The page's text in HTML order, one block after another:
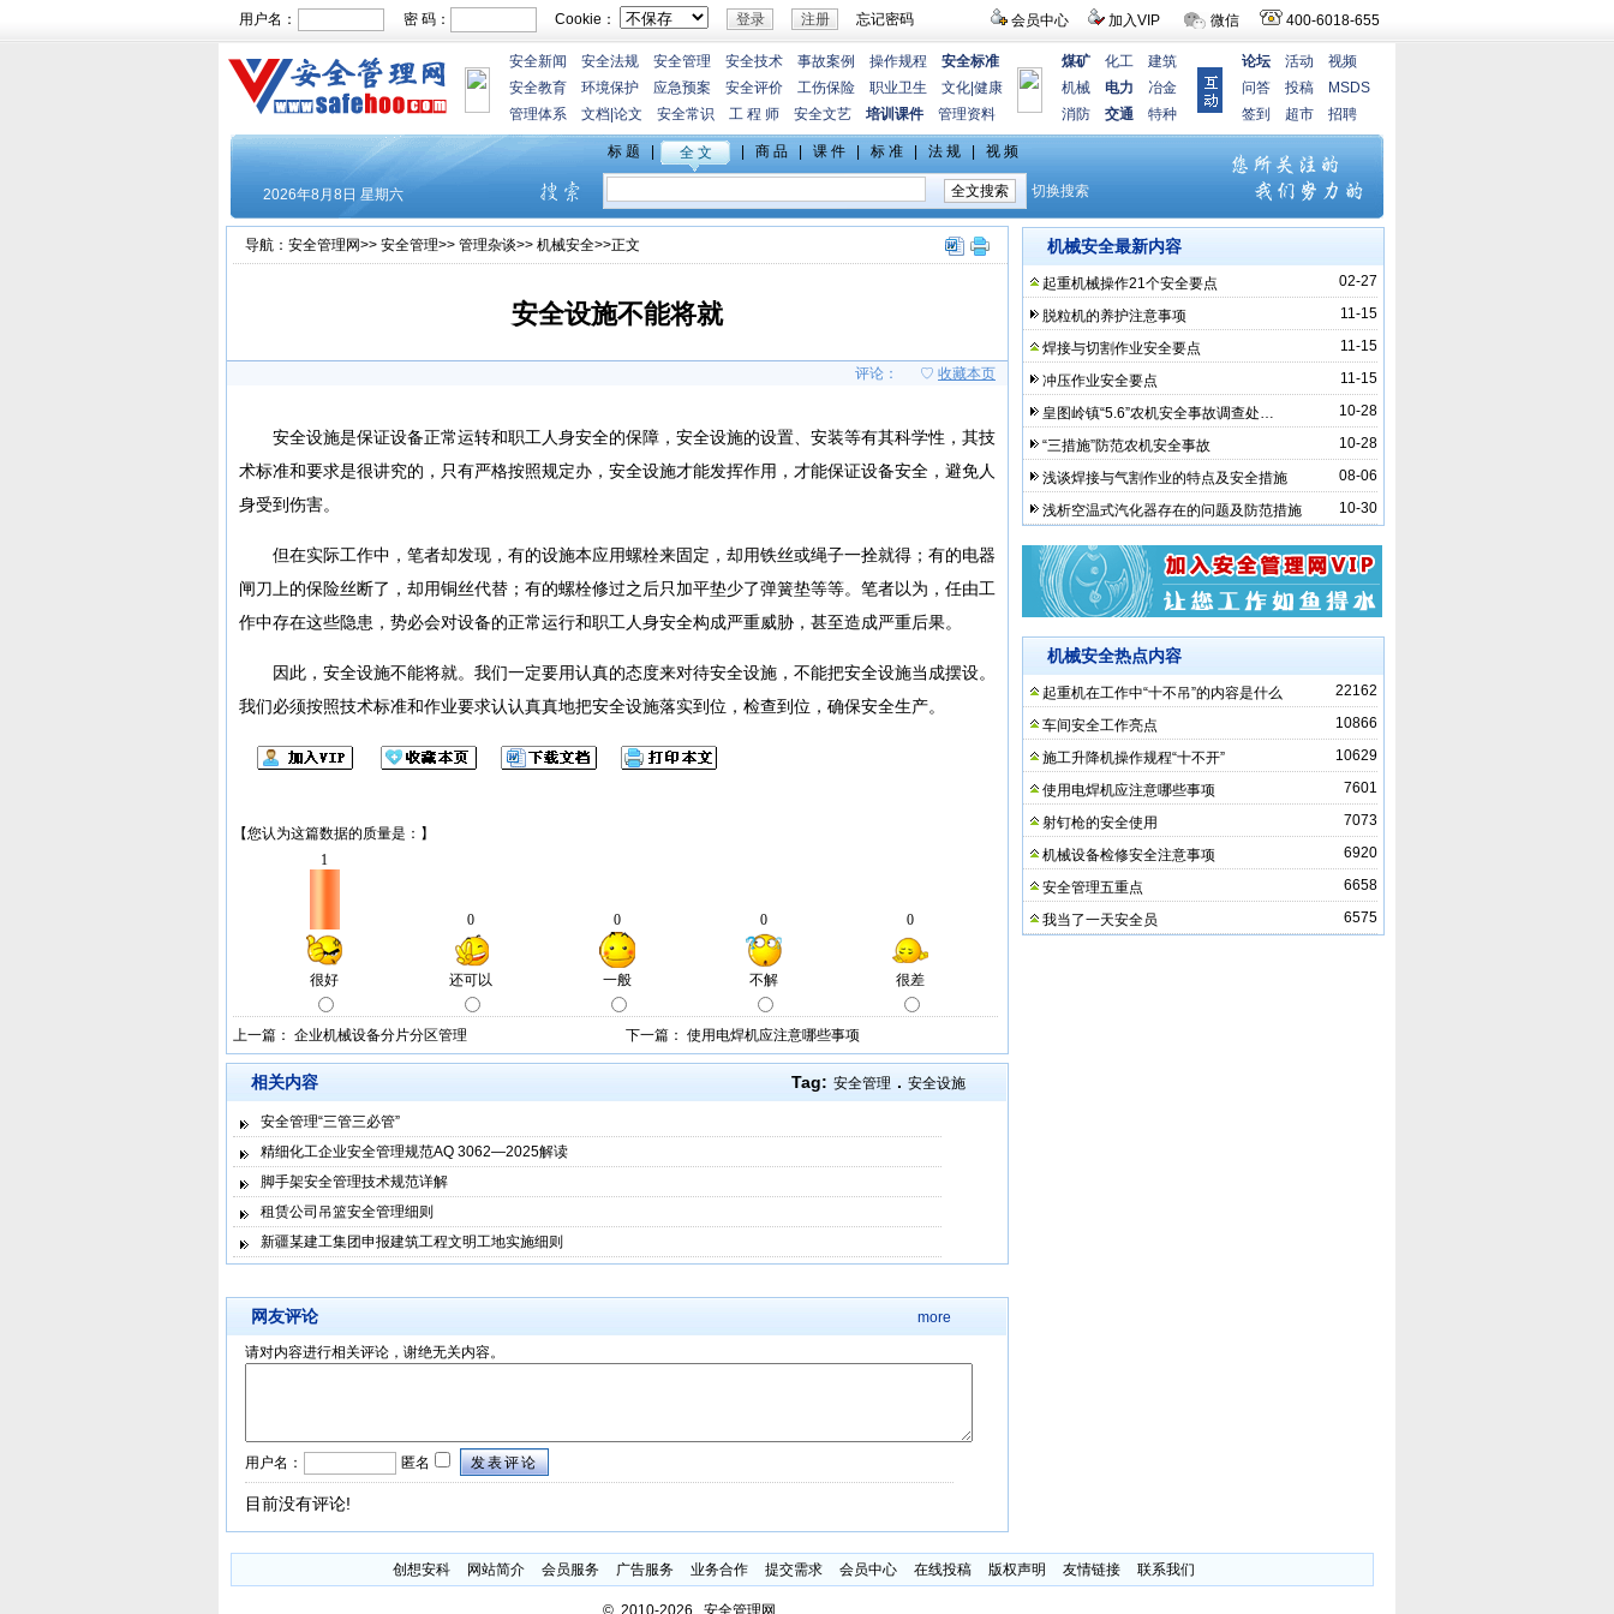
会员中心 加入VIP 微信 400-6018-655
用户名： 密 码： Cookie： 忘记密码
安全新闻 安全法规 安全管理 安全技术 事故案例 操作规程
安全标准
安全教育
环境保护 应急预案 安全评价 工伤保险 职业卫生 文化 健康
管理体系
文档 论文 安全常识 工 程 师 安全文艺 培训课件 管理资料
煤矿 化工
建筑
机械
电力
冶金
消防
交通 特种
论坛 活动
视频
问答
投稿
MSDS
签到
超市 招聘
导航： 安全管理网>> 安全管理>> 管理杂谈>> 机械安全>>正文
安全设施不能将就
评论： ♡ 收藏本页
安全设施是保证设备正常运转和职工人身安全的保障，安全设施的设置、安装等有其科学性，其技
术标准和要求是很讲究的，只有严格按照规定办，安全设施才能发挥作用，才能保证设备安全，避免人
身受到伤害。
但在实际工作中，笔者却发现，有的设施本应用螺栓来固定，却用铁丝或绳子一拴就得；有的电器
闸刀上的保险丝断了，却用铜丝代替；有的螺栓修过之后只加平垫少了弹簧垫等等。笔者以为，任由工
作中存在这些隐患，势必会对设备的正常运行和职工人身安全构成严重威胁，甚至造成严重后果。
因此，安全设施不能将就。我们一定要用认真的态度来对待安全设施，不能把安全设施当成摆设。
我们必须按照技术标准和作业要求认认真真地把安全设施落实到位，检查到位，确保安全生产。
下一篇： 使用电焊机应注意哪些事项
上一篇： 企业机械设备分片分区管理
Tag: 安全管理 . 安全设施
相关内容
安全管理“三管三必管”
精细化工企业安全管理规范AQ 3062—2025解读
脚手架安全管理技术规范详解
租赁公司吊篮安全管理细则
新疆某建工集团申报建筑工程文明工地实施细则
网友评论 more
请对内容进行相关评论，谢绝无关内容。
用户名： 匿名 发表评论
目前没有评论!
机械安全最新内容
02-27
起重机械操作21个安全要点
11-15
脱粒机的养护注意事项
11-15
焊接与切割作业安全要点
11-15
冲压作业安全要点
10-28
皇图岭镇“5.6”农机安全事故调查处…
10-28
“三措施”防范农机安全事故
08-06
浅谈焊接与气割作业的特点及安全措施
10-30
浅析空温式汽化器存在的问题及防范措施
机械安全热点内容
22162
起重机在工作中“十不吊”的内容是什么
10866
车间安全工作亮点
10629
施工升降机操作规程“十不开”
7601
使用电焊机应注意哪些事项
7073
射钉枪的安全使用
6920
机械设备检修安全注意事项
6658
安全管理五重点
6575
我当了一天安全员
创想安科 网站简介 会员服务 广告服务 业务合作 提交需求 会员中心 在线投稿 版权声明 友情链接 联系我们
© 2010-2026 安全管理网